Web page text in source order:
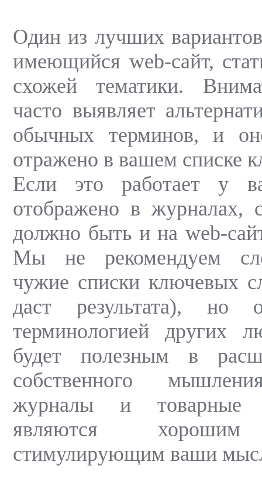
Один из лучших
имеющийся web-сайт,
схожей тематики.
часто выявляет
обычных терминов, и
отражено в вашем списке
Если это работает у
отображено в журналах,
должно быть и на web-
Мы не рекомендуем
чужие списки ключевых
даст результата), но
терминологией других
будет полезным в
собственного
журналы и товарные
являются хорошим
стимулирующим ваши